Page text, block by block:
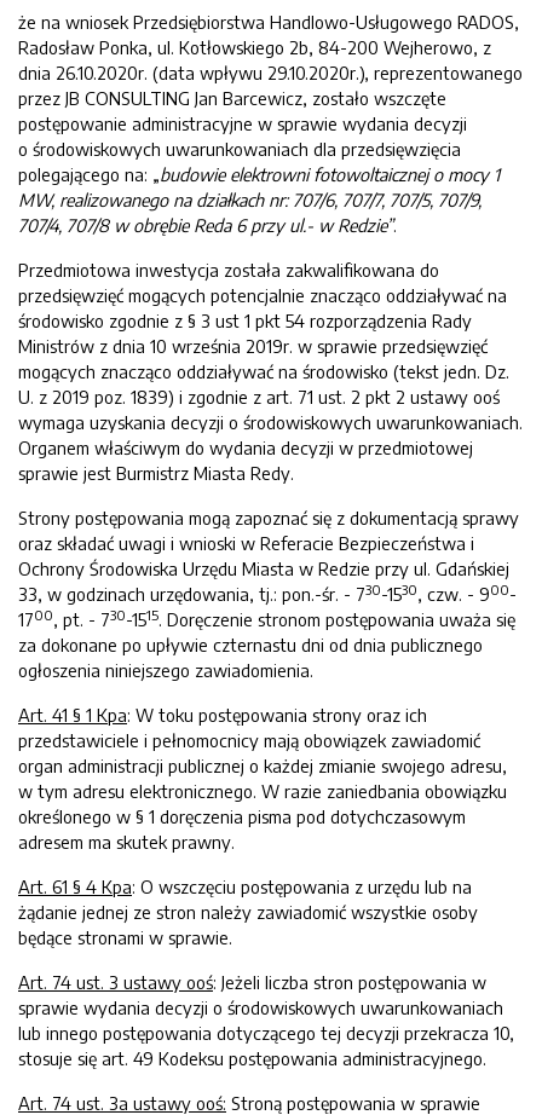
że na wniosek Przedsiębiorstwa Handlowo-Usługowego RADOS,
Radosław Ponka, ul. Kotłowskiego 2b, 84-200 Wejherowo, z
dnia 26.10.2020r. (data wpływu 29.10.2020r.), reprezentowanego
przez JB CONSULTING Jan Barcewicz, zostało wszczęte
postępowanie administracyjne w sprawie wydania decyzji
o środowiskowych uwarunkowaniach dla przedsięwzięcia
polegającego na: „budowie elektrowni fotowoltaicznej o mocy 1
MW, realizowanego na działkach nr: 707/6, 707/7, 707/5, 707/9,
707/4, 707/8 w obrębie Reda 6 przy ul.- w Redzie”.
Przedmiotowa inwestycja została zakwalifikowana do
przedsięwzięć mogących potencjalnie znacząco oddziaływać na
środowisko zgodnie z § 3 ust 1 pkt 54 rozporządzenia Rady
Ministrów z dnia 10 września 2019r. w sprawie przedsięwzięć
mogących znacząco oddziaływać na środowisko (tekst jedn. Dz.
U. z 2019 poz. 1839) i zgodnie z art. 71 ust. 2 pkt 2 ustawy ooś
wymaga uzyskania decyzji o środowiskowych uwarunkowaniach.
Organem właściwym do wydania decyzji w przedmiotowej
sprawie jest Burmistrz Miasta Redy.
Strony postępowania mogą zapoznać się z dokumentacją sprawy
oraz składać uwagi i wnioski w Referacie Bezpieczeństwa i
Ochrony Środowiska Urzędu Miasta w Redzie przy ul. Gdańskiej
33, w godzinach urzędowania, tj.: pon.-śr. - 730-1530, czw. - 900-
1700, pt. - 730-1515. Doręczenie stronom postępowania uważa się
za dokonane po upływie czternastu dni od dnia publicznego
ogłoszenia niniejszego zawiadomienia.
Art. 41 § 1 Kpa: W toku postępowania strony oraz ich
przedstawiciele i pełnomocnicy mają obowiązek zawiadomić
organ administracji publicznej o każdej zmianie swojego adresu,
w tym adresu elektronicznego. W razie zaniedbania obowiązku
określonego w § 1 doręczenia pisma pod dotychczasowym
adresem ma skutek prawny.
Art. 61 § 4 Kpa: O wszczęciu postępowania z urzędu lub na
żądanie jednej ze stron należy zawiadomić wszystkie osoby
będące stronami w sprawie.
Art. 74 ust. 3 ustawy ooś: Jeżeli liczba stron postępowania w
sprawie wydania decyzji o środowiskowych uwarunkowaniach
lub innego postępowania dotyczącego tej decyzji przekracza 10,
stosuje się art. 49 Kodeksu postępowania administracyjnego.
Art. 74 ust. 3a ustawy ooś: Stroną postępowania w sprawie